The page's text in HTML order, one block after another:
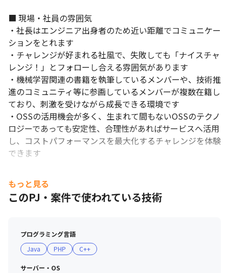
■ 現場・社員の雰囲気
・社長はエンジニア出身者のため近い距離でコミュニケー
ションをとれます
・チャレンジが好まれる社風で、失敗しても「ナイスチャ
レンジ！」とフォローし合える雰囲気があります
・機械学習関連の書籍を執筆しているメンバーや、技術推
進のコミュニティ等に参画しているメンバーが複数在籍し
ており、刺激を受けながら成長できる環境です
・OSSの活用機会が多く、生まれて間もないOSSのテクノ
ロジーであっても安定性、合理性があればサービスへ活用
し、コストパフォーマンスを最大化するチャレンジを体験
できます
もっと見る
このPJ・案件で使われている技術
プログラミング言語
Java
PHP C++
サーバー・OS